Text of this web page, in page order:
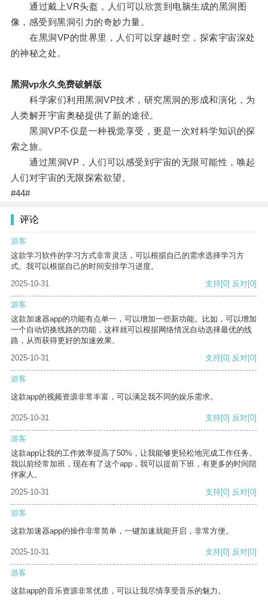
通过戴上VR头盔，人们可以欣赏到电脑生成的黑洞图
像，感受到黑洞引力的奇妙力量。
在黑洞VP的世界里，人们可以穿越时空，探索宇宙深处
的神秘之处。
黑洞vp永久免费破解版
科学家们利用黑洞VP技术，研究黑洞的形成和演化，为
人类解开宇宙奥秘提供了新的途径。
黑洞VP不仅是一种视觉享受，更是一次对科学知识的探
索之旅。
通过黑洞VP，人们可以感受到宇宙的无限可能性，唤起
人们对宇宙的无限探索欲望。
#44#
评论
游客
这款学习软件的学习方式非常灵活，可以根据自己的需求选择学习方
式。我可以根据自己的时间安排学习进度。
2025-10-31
支持[0] 反对[0]
游客
这款加速器app的功能有点单一，可以增加一些新功能。比如，可以增加
一个自动切换线路的功能，这样就可以根据网络情况自动选择最优的线
路，从而获得更好的加速效果。
2025-10-31
支持[0] 反对[0]
游客
这款app的视频资源非常丰富，可以满足我不同的娱乐需求。
2025-10-31 支持[0] 反对[0]
游客
这款app让我的工作效率提高了50%，让我能够更轻松地完成工作任务。
我以前经常加班，现在有了这个app，我可以提前下班，有更多的时间陪
伴家人。
2025-10-31
支持[0] 反对[0]
游客
这款加速器app的操作非常简单，一键加速就能开启，非常方便。
2025-10-31 支持[0] 反对[0]
游客
这款app的音乐资源非常优质，可以让我尽情享受音乐的魅力。